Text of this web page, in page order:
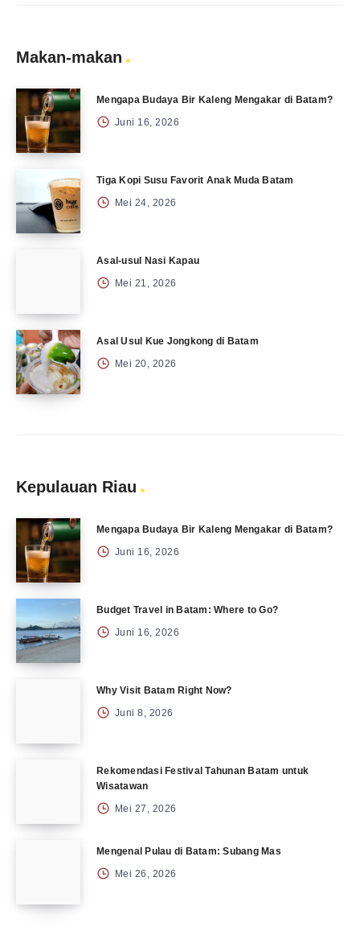
Makan-makan
Mengapa Budaya Bir Kaleng Mengakar di Batam?
Juni 16, 2026
Tiga Kopi Susu Favorit Anak Muda Batam
Mei 24, 2026
Asal-usul Nasi Kapau
Mei 21, 2026
Asal Usul Kue Jongkong di Batam
Mei 20, 2026
Kepulauan Riau
Mengapa Budaya Bir Kaleng Mengakar di Batam?
Juni 16, 2026
Budget Travel in Batam: Where to Go?
Juni 16, 2026
Why Visit Batam Right Now?
Juni 8, 2026
Rekomendasi Festival Tahunan Batam untuk
Wisatawan
Mei 27, 2026
Mengenal Pulau di Batam: Subang Mas
Mei 26, 2026